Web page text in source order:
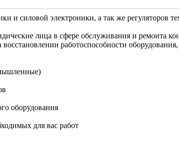
и силовой электроники, а так же регуляторов
лица в сфере обслуживания и ремонта
работоспособности
оборудования
для вас работ